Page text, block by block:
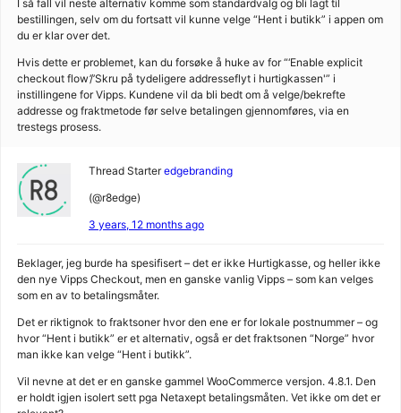
I så fall vil neste alternativ komme som standardvalg og bli lagt til
bestillingen, selv om du fortsatt vil kunne velge “Hent i butikk” i appen om
du er klar over det.
Hvis dette er problemet, kan du forsøke å huke av for “‘Enable explicit
checkout flow’/’Skru på tydeligere addresseflyt i hurtigkassen'” i
instillingene for Vipps. Kundene vil da bli bedt om å velge/bekrefte
addresse og fraktmetode før selve betalingen gjennomføres, via en
trestegs prosess.
Thread Starter edgebranding
(@r8edge)
3 years, 12 months ago
Beklager, jeg burde ha spesifisert – det er ikke Hurtigkasse, og heller ikke
den nye Vipps Checkout, men en ganske vanlig Vipps – som kan velges
som en av to betalingsmåter.
Det er riktignok to fraktsoner hvor den ene er for lokale postnummer – og
hvor “Hent i butikk” er et alternativ, også er det fraktsonen “Norge” hvor
man ikke kan velge “Hent i butikk”.
Vil nevne at det er en ganske gammel WooCommerce versjon. 4.8.1. Den
er holdt igjen isolert sett pga Netaxept betalingsmåten. Vet ikke om det er